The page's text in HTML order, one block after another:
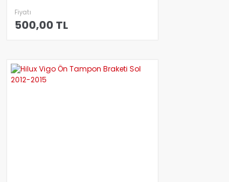
Fiyatı
500,00 TL